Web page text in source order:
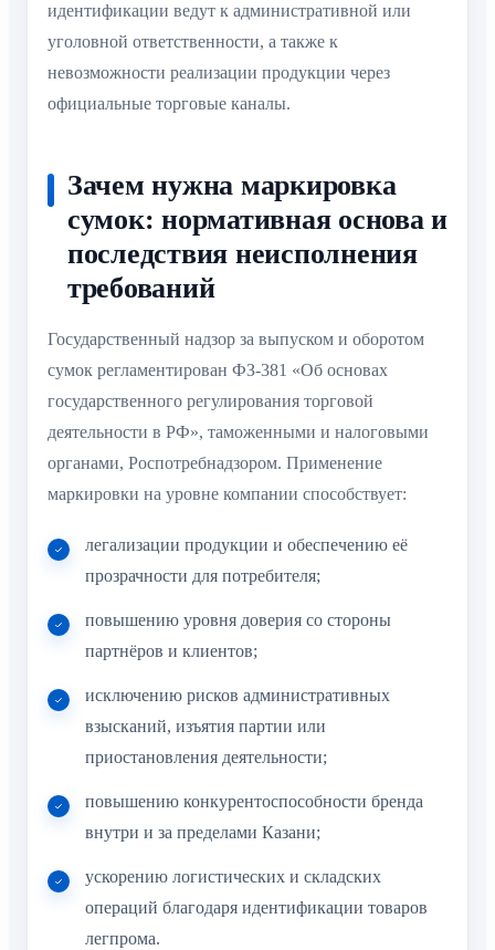
идентификации ведут к административной или
уголовной ответственности, а также к
невозможности реализации продукции через
официальные торговые каналы.
Зачем нужна маркировка
сумок: нормативная основа и
последствия неисполнения
требований
Государственный надзор за выпуском и оборотом
сумок регламентирован ФЗ-381 «Об основах
государственного регулирования торговой
деятельности в РФ», таможенными и налоговыми
органами, Роспотребнадзором. Применение
маркировки на уровне компании способствует:
легализации продукции и обеспечению её
прозрачности для потребителя;
повышению уровня доверия со стороны
партнёров и клиентов;
исключению рисков административных
взысканий, изъятия партии или
приостановления деятельности;
повышению конкурентоспособности бренда
внутри и за пределами Казани;
ускорению логистических и складских
операций благодаря идентификации товаров
легпрома.